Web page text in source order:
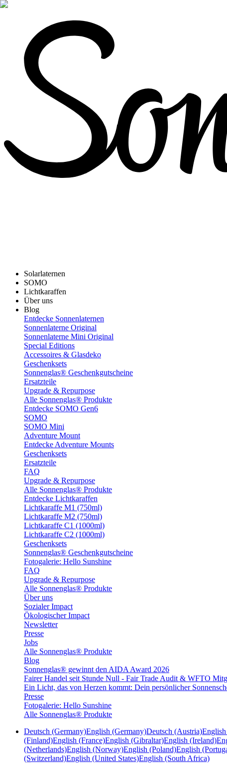
Solarlaternen
SOMO
Lichtkaraffen
Über uns
Blog
Entdecke Sonnenlaternen
Sonnenlaterne Original
Sonnenlaterne Mini Original
Special Editions
Accessoires & Glasdeko
Geschenksets
Sonnenglas® Geschenkgutscheine
Ersatzteile
Upgrade & Repurpose
Alle Sonnenglas® Produkte
Entdecke SOMO Gen6
SOMO
SOMO Mini
Adventure Mount
Entdecke Adventure Mounts
Geschenksets
Ersatzteile
FAQ
Upgrade & Repurpose
Alle Sonnenglas® Produkte
Entdecke Lichtkaraffen
Lichtkaraffe M1 (750ml)
Lichtkaraffe M2 (750ml)
Lichtkaraffe C1 (1000ml)
Lichtkaraffe C2 (1000ml)
Geschenksets
Sonnenglas® Geschenkgutscheine
Fotogalerie: Hello Sunshine
FAQ
Upgrade & Repurpose
Alle Sonnenglas® Produkte
Über uns
Sozialer Impact
Ökologischer Impact
Newsletter
Presse
Jobs
Alle Sonnenglas® Produkte
Blog
Sonnenglas® gewinnt den AIDA Award 2026
Fairer Handel seit Stunde Null - Fair Trade Audit & WFTO
Ein Licht, das von Herzen kommt: Dein persönlicher
Presse
Fotogalerie: Hello Sunshine
Alle Sonnenglas® Produkte
Deutsch (Germany)English (Germany)Deutsch (Austria)
(Finland)English (France)English (Gibraltar)English (Ireland)
(Netherlands)English (Norway)English (Poland)English
(Switzerland)English (United States)English (South Africa)